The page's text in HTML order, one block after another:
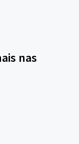
nas